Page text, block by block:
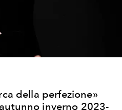
della perfezione»
inverno 2023-